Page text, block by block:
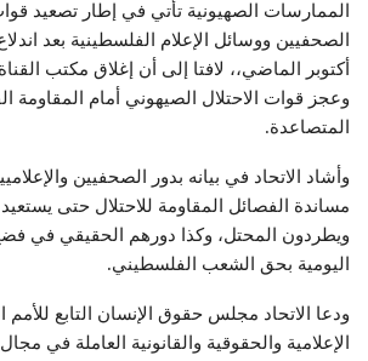
الممارسات الصهيونية تأتي في إطار تصعيد
الصحفيين ووسائل الإعلام الفلسطينية بعد
أكتوبر الماضي،، لافتا إلى أن إغلاق مكتب
وعجز قوات الاحتلال الصيهوني أمام المقاومة
المتصاعدة.
وأشاد الاتحاد في بيانه بدور الصحفيين
مساندة الفصائل المقاومة للاحتلال حتى
ويطردون المحتل، وكذا دورهم الحقيقي في فضح
اليومية بحق الشعب الفلسطيني.
ودعا الاتحاد مجلس حقوق الإنسان التابع
الإعلامية والحقوقية والقانونية العاملة في